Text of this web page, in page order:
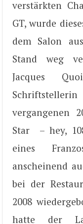
verstärkten
GT, wurde
dem Salon
Stand weg
Jacques
vergangenen
Star – hey,
eines
anscheinend
bei der
2008
hatte der